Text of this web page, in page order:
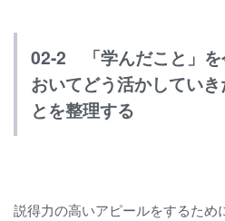
02-2 「学んだこと」を
おいてどう活かしてい
とを整理する
説得力の高いアピールをするため